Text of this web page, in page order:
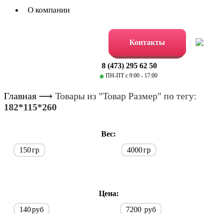
О компании
Контакты
8 (473) 295 62 50
ПН-ПТ с 9:00 - 17:00
Главная ⟶ Товары из "Товар Размер" по тегу:
182*115*260
Вес:
150гр 4000гр
Цена:
140руб 7200 руб